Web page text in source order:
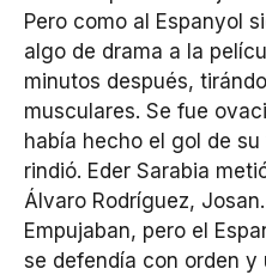
Pero como al Espanyol
algo de drama a la
minutos después,
musculares. Se fue
había hecho el gol de su
rindió. Eder Sarabia
Álvaro Rodríguez,
Empujaban, pero el
se defendía con orden y